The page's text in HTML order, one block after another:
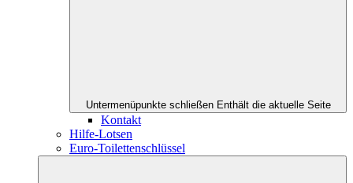
Untermenüpunkte schließen Enthält die aktuelle Seite
Kontakt
Hilfe-Lotsen
Euro-Toilettenschlüssel